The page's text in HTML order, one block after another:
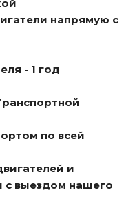
напрямую с
- 1 год
по всей
и
с выездом нашего